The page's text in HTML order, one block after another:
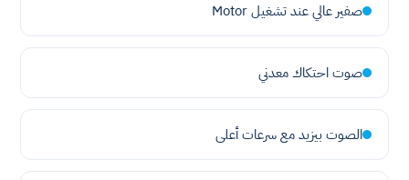
صفير عالي عند تشغيل Motor
صوت احتكاك معدني
الصوت بيزيد مع سرعات أعلى